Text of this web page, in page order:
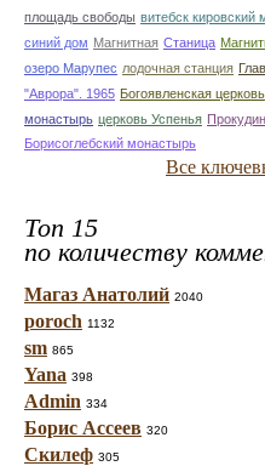
площадь свободы витебск кировский
синий дом Магнитная Станица
озеро Марупес лодочная станция
"Аврора". 1965 Богоявленская церковь
монастырь церковь Успенья
Борисоглебский монастырь
Все
Топ 15
по количеству
Магаз Анатолий 2040
poroch 1132
sm 865
Yana 398
Admin 334
Борис Ассеев 320
Скилеф 305